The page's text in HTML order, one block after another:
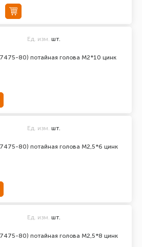
80) потайная голова М2*10 цинк
Ед. изм. шт.
80) потайная голова М2,5*6 цинк
Ед. изм. шт.
80) потайная голова М2,5*8 цинк
Ед. изм. шт.